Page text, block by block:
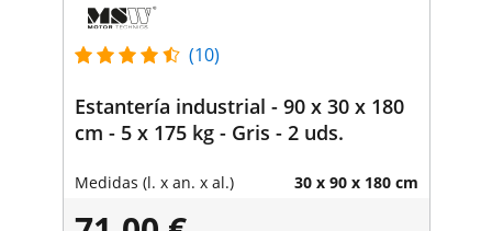
(10)
Estantería industrial - 90 x 30 x 180
cm - 5 x 175 kg - Gris - 2 uds.
Medidas (l. x an. x al.) 30 x 90 x 180 cm